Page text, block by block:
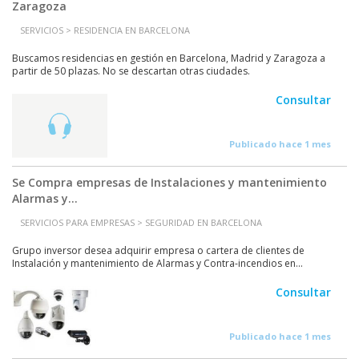
Zaragoza
SERVICIOS > RESIDENCIA EN BARCELONA
Buscamos residencias en gestión en Barcelona, Madrid y Zaragoza a
partir de 50 plazas. No se descartan otras ciudades.
Consultar
Publicado hace 1 mes
Se Compra empresas de Instalaciones y mantenimiento
Alarmas y...
SERVICIOS PARA EMPRESAS > SEGURIDAD EN BARCELONA
Grupo inversor desea adquirir empresa o cartera de clientes de
Instalación y mantenimiento de Alarmas y Contra-incendios en...
Consultar
Publicado hace 1 mes